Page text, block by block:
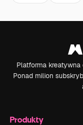
Platforma
Ponad milion
Produkty